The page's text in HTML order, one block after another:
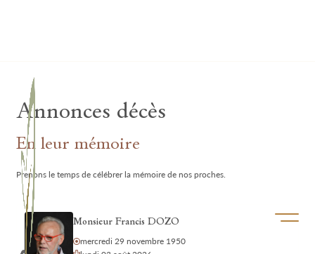
Ouvrir/
Annonces décès
En leur mémoire
Prenons le temps de célébrer la mémoire de nos proches.
Monsieur Francis DOZO
mercredi 29 novembre 1950